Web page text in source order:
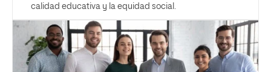
calidad educativa y la equidad social.